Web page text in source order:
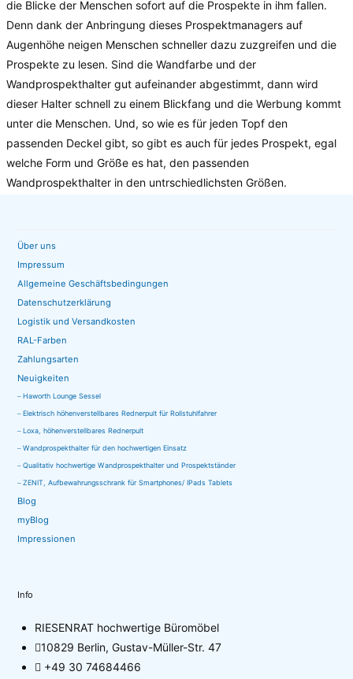
die Blicke der Menschen sofort auf die Prospekte in ihm fallen.
Denn dank der Anbringung dieses Prospektmanagers auf
Augenhöhe neigen Menschen schneller dazu zuzgreifen und die
Prospekte zu lesen. Sind die Wandfarbe und der
Wandprospekthalter gut aufeinander abgestimmt, dann wird
dieser Halter schnell zu einem Blickfang und die Werbung kommt
unter die Menschen. Und, so wie es für jeden Topf den
passenden Deckel gibt, so gibt es auch für jedes Prospekt, egal
welche Form und Größe es hat, den passenden
Wandprospekthalter in den untrschiedlichsten Größen.
Über uns
Impressum
Allgemeine Geschäftsbedingungen
Datenschutzerklärung
Logistik und Versandkosten
RAL-Farben
Zahlungsarten
Neuigkeiten
Haworth Lounge Sessel
Elektrisch höhenverstellbares Rednerpult für Rollstuhlfahrer
Loxa, höhenverstellbares Rednerpult
Wandprospekthalter für den hochwertigen Einsatz
Qualitativ hochwertige Wandprospekthalter und Prospektständer
ZENIT, Aufbewahrungsschrank für Smartphones/ IPads Tablets
Blog
myBlog
Impressionen
Info
RIESENRAT hochwertige Büromöbel
10829 Berlin, Gustav-Müller-Str. 47
+49 30 74684466